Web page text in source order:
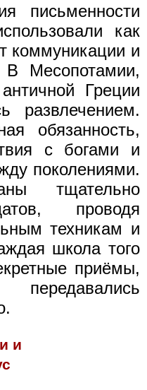
письменности
как
коммуникации и
В Месопотамии,
Греции
развлечением.
обязанность,
с богами и
поколениями.
тщательно
проводя
техникам и
школа того
приёмы,
и